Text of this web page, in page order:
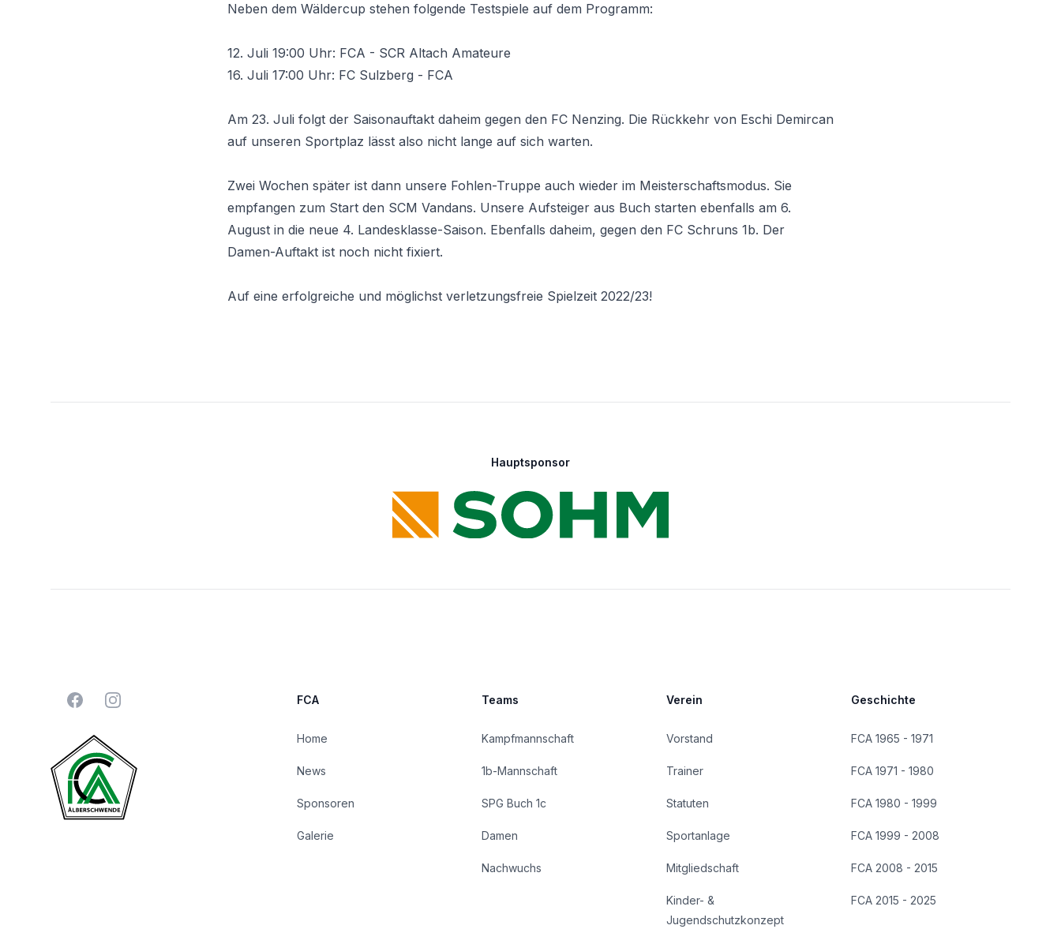
Neben dem Wäldercup stehen folgende Testspiele auf dem Programm:
12. Juli 19:00 Uhr: FCA - SCR Altach Amateure
16. Juli 17:00 Uhr: FC Sulzberg - FCA
Am 23. Juli folgt der Saisonauftakt daheim gegen den FC Nenzing. Die Rückkehr von Eschi Demircan
auf unseren Sportplaz lässt also nicht lange auf sich warten.
Zwei Wochen später ist dann unsere Fohlen-Truppe auch wieder im Meisterschaftsmodus. Sie
empfangen zum Start den SCM Vandans. Unsere Aufsteiger aus Buch starten ebenfalls am 6.
August in die neue 4. Landesklasse-Saison. Ebenfalls daheim, gegen den FC Schruns 1b. Der
Damen-Auftakt ist noch nicht fixiert.
Auf eine erfolgreiche und möglichst verletzungsfreie Spielzeit 2022/23!
Hauptsponsor
FacebookInstagram FCA
Home
News
Sponsoren
Galerie
Teams
Kampfmannschaft
1b-Mannschaft
SPG Buch 1c
Damen
Nachwuchs
Verein
Vorstand
Trainer
Statuten
Sportanlage
Mitgliedschaft
Kinder- &
Jugendschutzkonzept
Geschichte
FCA 1965 - 1971
FCA 1971 - 1980
FCA 1980 - 1999
FCA 1999 - 2008
FCA 2008 - 2015
FCA 2015 - 2025